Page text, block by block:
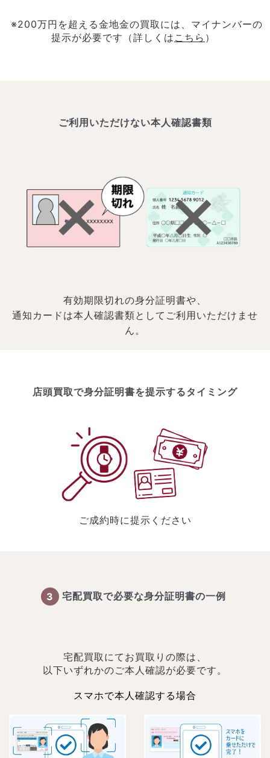
※200万円を超える金地金の買取には、マイナンバーの
提示が必要です（詳しくは こちら ）
ご利用いただけない本人確認書類
有効期限切れの身分証明書や、
通知カードは本人確認書類としてご利用いただけませ
ん。
店頭買取で身分証明書を提示するタイミング
ご成約時に提示ください
3 宅配買取で必要な身分証明書の一例
宅配買取にてお買取りの際は、
以下いずれかのご本人確認が必要です。
スマホで本人確認する場合